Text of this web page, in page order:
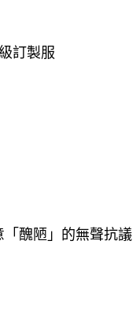
訂製服
醜陋」的無聲抗議